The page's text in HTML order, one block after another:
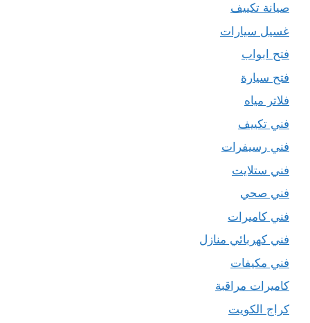
صيانة تكييف
غسيل سيارات
فتح ابواب
فتح سيارة
فلاتر مياه
فني تكييف
فني رسيفرات
فني ستلايت
فني صحي
فني كاميرات
فني كهربائي منازل
فني مكيفات
كاميرات مراقبة
كراج الكويت